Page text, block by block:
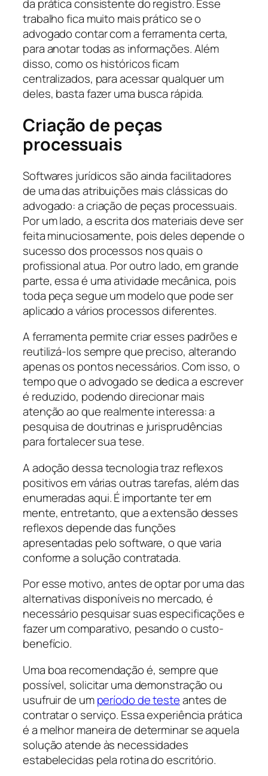
da prática consistente do registro. Esse
trabalho fica muito mais prático se o
advogado contar com a ferramenta certa,
para anotar todas as informações. Além
disso, como os históricos ficam
centralizados, para acessar qualquer um
deles, basta fazer uma busca rápida.
Criação de peças
processuais
Softwares jurídicos são ainda facilitadores
de uma das atribuições mais clássicas do
advogado: a criação de peças processuais.
Por um lado, a escrita dos materiais deve ser
feita minuciosamente, pois deles depende o
sucesso dos processos nos quais o
profissional atua. Por outro lado, em grande
parte, essa é uma atividade mecânica, pois
toda peça segue um modelo que pode ser
aplicado a vários processos diferentes.
A ferramenta permite criar esses padrões e
reutilizá-los sempre que preciso, alterando
apenas os pontos necessários. Com isso, o
tempo que o advogado se dedica a escrever
é reduzido, podendo direcionar mais
atenção ao que realmente interessa: a
pesquisa de doutrinas e jurisprudências
para fortalecer sua tese.
A adoção dessa tecnologia traz reflexos
positivos em várias outras tarefas, além das
enumeradas aqui. É importante ter em
mente, entretanto, que a extensão desses
reflexos depende das funções
apresentadas pelo software, o que varia
conforme a solução contratada.
Por esse motivo, antes de optar por uma das
alternativas disponíveis no mercado, é
necessário pesquisar suas especificações e
fazer um comparativo, pesando o custo-
benefício.
Uma boa recomendação é, sempre que
possível, solicitar uma demonstração ou
usufruir de umperíodo de testeantes de
contratar o serviço. Essa experiência prática
é a melhor maneira de determinar se aquela
solução atende às necessidades
estabelecidas pela rotina do escritório.